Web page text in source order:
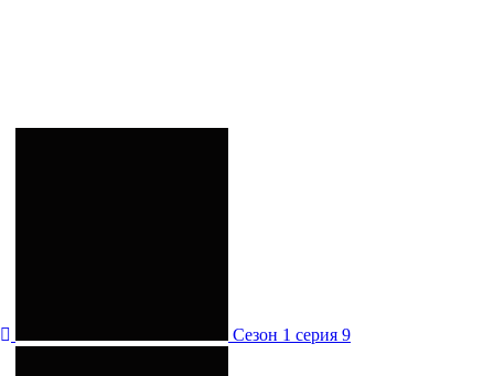
Сезон 1 серия 9